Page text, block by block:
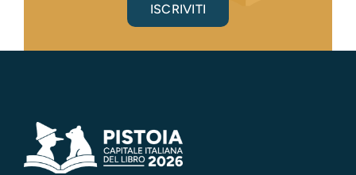
ISCRIVITI